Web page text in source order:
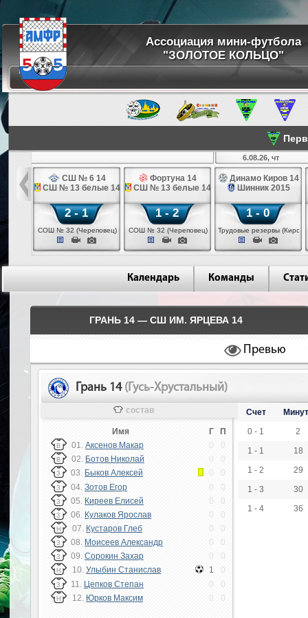
Ассоциация мини-футбола
"ЗОЛОТОЕ КОЛЬЦО"
СШ № 6 14
СШ № 13 белые 14
2 - 1
СОШ № 32 (Череповец)
Фортуна 14
СШ № 13 белые 14
1 - 2
СОШ № 32 (Череповец)
6.08.26, чт
Динамо Киров 14
Шинник 2015
1 - 0
Трудовые резервы (Киров)
Календарь Команды
ГРАНЬ 14 — СШ ИМ. ЯРЦЕВА 14
Превью
Грань 14 (Гусь-Хрустальный)
состав
Имя Г П
В 01. Аксенов Макар 0 0
В 02. Ботов Николай 0 0
З 03. Быков Алексей 0 0
З 04. Зотов Егор 0 0
З 05. Киреев Елисей 0 0
З 06. Кулаков Ярослав 0 0
Н 07. Кустаров Глеб 0 0
З 08. Моисеев Александр 0 0
З 09. Сорокин Захар 0 0
Н 10. Улыбин Станислав 1 0
З 11. Цепков Степан 0 0
Н 12. Юрков Максим 0 0
Счет
0 - 1
2
1 - 1
18
1 - 2
29
1 - 3
30
1 - 4
36